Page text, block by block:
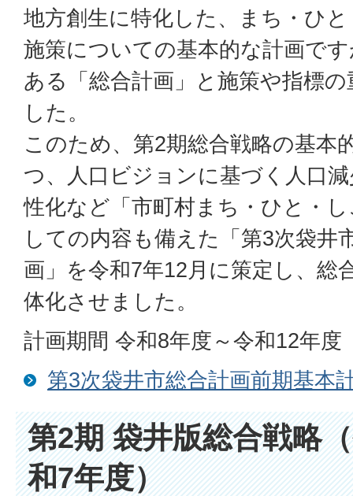
地方創生に特化した、まち・ひ
施策についての基本的な計画で
ある「総合計画」と施策や指標
した。
このため、第2期総合戦略の基本
つ、人口ビジョンに基づく人口
性化など「市町村まち・ひと・
しての内容も備えた「第3次袋井
画」を令和7年12月に策定し、総
体化させました。
計画期間 令和8年度～令和12年度
第3次袋井市総合計画前期基本
第2期 袋井版総合戦略
和7年度）